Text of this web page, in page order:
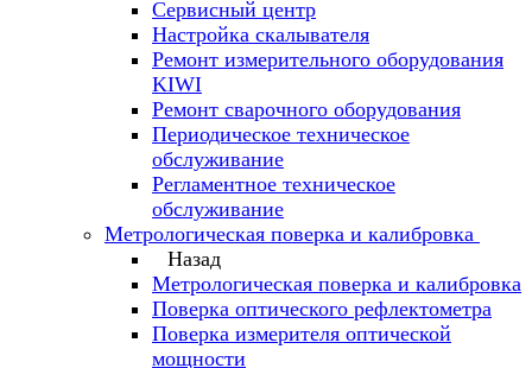
Сервисный центр
Настройка скалывателя
Ремонт измерительного оборудования
KIWI
Ремонт сварочного оборудования
Периодическое техническое
обслуживание
Регламентное техническое
обслуживание
Метрологическая поверка и калибровка
Назад
Метрологическая поверка и калибровка
Поверка оптического рефлектометра
Поверка измерителя оптической
мощности